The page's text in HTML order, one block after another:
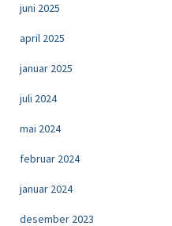
juni 2025
april 2025
januar 2025
juli 2024
mai 2024
februar 2024
januar 2024
desember 2023